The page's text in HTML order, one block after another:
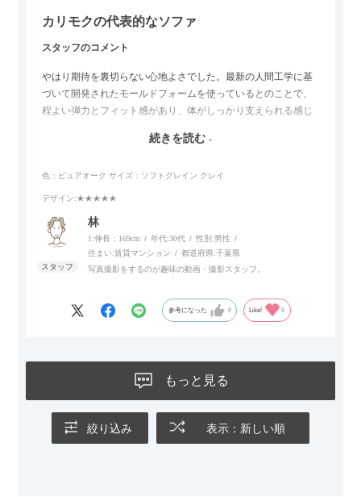
カリモクの代表的なソファ
スタッフのコメント
やはり期待を裏切らない心地よさでした。最新の人間工学に基
づいて開発されたモールドフォームを使っているとのことで、
程よい弾力とフィット感があり、体がしっかり支えられる感じ
リラックスタイムによさそうでした。回転タイプなので、個人
す。
続きを読む
色：ピュアオーク サイズ：ソフトグレイン クレイ
デザイン:★★★★★
林
1:伸長：169cm 年代:30代 性別:男性
住まい:賃貸マンション 都道府県:千葉県
写真撮影をするのが趣味の動画・撮影スタッフ。
参考になった 0 Like! 0
もっと見る
絞り込み 表示：新しい順